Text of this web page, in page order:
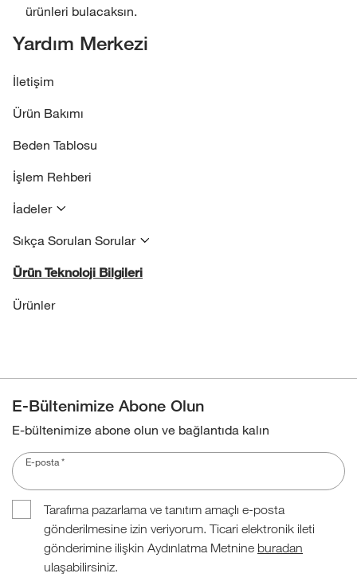
Yardım Merkezi
İletişim
Ürün Bakımı
Beden Tablosu
İşlem Rehberi
İadeler
Sıkça Sorulan Sorular
Ürün Teknoloji Bilgileri
Ürünler
ürünleri bulacaksın.
E-Bültenimize Abone Olun
E-bültenimize abone olun ve bağlantıda kalın
E-posta*
Tarafıma pazarlama ve tanıtım amaçlı e-posta
gönderilmesine izin veriyorum. Ticari elektronik ileti
gönderimine ilişkin Aydınlatma Metnine buradan
ulaşabilirsiniz.